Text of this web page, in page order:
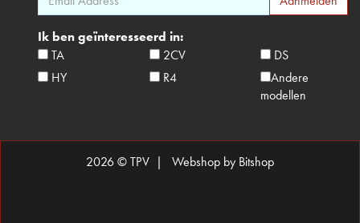
Ik ben geïnteresseerd in:
TA
2CV
DS
HY
R4
Andere
modellen
2026 © TPV | Webshop by Bitshop